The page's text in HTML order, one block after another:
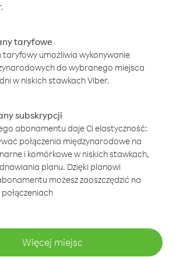
taryfowe
umożliwia wykonywanie
do wybranego miejsca
w niskich stawkach Viber.
subskrypcji
abonamentu daje Ci elastyczność:
połączenia międzynarodowe na
i komórkowe w niskich stawkach,
planu. Dzięki planowi
możesz zaoszczędzić na
Więcej miejsc